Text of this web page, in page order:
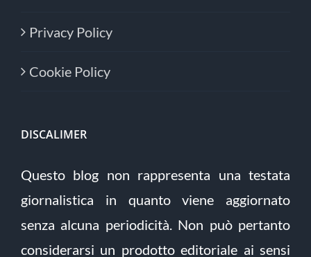
Privacy Policy
Cookie Policy
DISCALIMER
Questo blog non rappresenta una testata
giornalistica in quanto viene aggiornato
senza alcuna periodicità. Non può pertanto
considerarsi un prodotto editoriale ai sensi